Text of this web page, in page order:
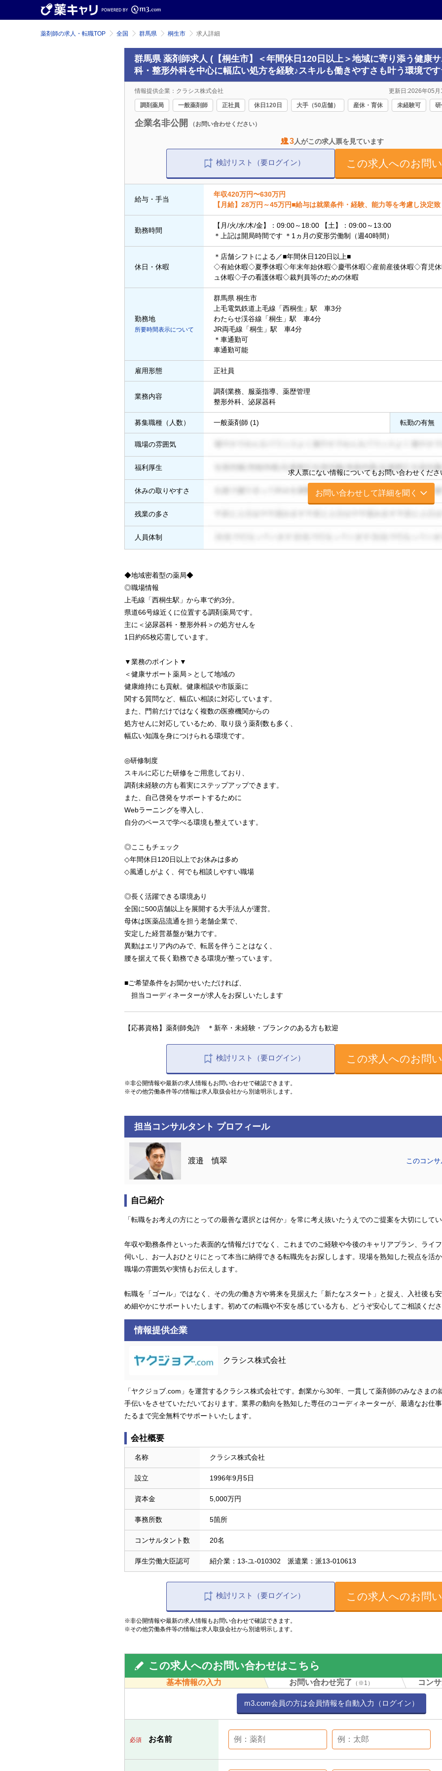
薬剤師の求人・転職TOP 全国 群馬県 桐生市 求人詳細
群馬県 薬剤師求人 (【桐生市】＜年間休日120日以上＞地域に寄り添う健康
科・整形外科を中心に幅広い処方を経験♪スキルも働きやすさも叶う環境で
情報提供企業：クラシス株式会社 更新日:2026年05
調剤薬局 一般薬剤師 正社員 休日120日 大手（50店舗） 産休・育休 未経験可
企業名非公開 （お問い合わせください）
3人がこの求人票を見ています
検討リスト（要ログイン） この求人へのお問
給与・手当
年収420万円〜630万円
【月給】28万円～45万円■給与は就業条件・経験、能力等を考慮し決定
勤務時間
【月/火/水/木/金】：09:00～18:00 【土】：09:00～13:00
＊上記は開局時間です ＊1ヵ月の変形労働制（週40時間）
休日・休暇
＊店舗シフトによる／■年間休日120日以上■
◇有給休暇◇夏季休暇◇年末年始休暇◇慶弔休暇◇産前産後休暇◇育児
ュ休暇◇子の看護休暇◇裁判員等のための休暇
勤務地
所要時間表示について
群馬県 桐生市
上毛電気鉄道上毛線「西桐生」駅 車3分
わたらせ渓谷線「桐生」駅 車4分
JR両毛線「桐生」駅 車4分
＊車通勤可
車通勤可能
雇用形態 正社員
業務内容
調剤業務、服薬指導、薬歴管理
整形外科、泌尿器科
募集職種（人数） 一般薬剤師 (1) 転勤の有無
職場の雰囲気
求人票にない情報についてもお問い合わせくださ
お問い合わせして詳細を聞く
福利厚生
休みの取りやすさ
残業の多さ
人員体制
◆地域密着型の薬局◆
◎職場情報
上毛線「西桐生駅」から車で約3分。
県道66号線近くに位置する調剤薬局です。
主に＜泌尿器科・整形外科＞の処方せんを
1日約65枚応需しています。
▼業務のポイント▼
＜健康サポート薬局＞として地域の
健康維持にも貢献。健康相談や市販薬に
関する質問など、幅広い相談に対応しています。
また、門前だけではなく複数の医療機関からの
処方せんに対応しているため、取り扱う薬剤数も多く、
幅広い知識を身につけられる環境です。
◎研修制度
スキルに応じた研修をご用意しており、
調剤未経験の方も着実にステップアップできます。
また、自己啓発をサポートするために
Webラーニングを導入し、
自分のペースで学べる環境も整えています。
◎ここもチェック
◇年間休日120日以上でお休みは多め
◇風通しがよく、何でも相談しやすい職場
◎長く活躍できる環境あり
全国に500店舗以上を展開する大手法人が運営。
母体は医薬品流通を担う老舗企業で、
安定した経営基盤が魅力です。
異動はエリア内のみで、転居を伴うことはなく、
腰を据えて長く勤務できる環境が整っています。
■ご希望条件をお聞かせいただければ、
担当コーディネーターが求人をお探しいたします
【応募資格】薬剤師免許 ＊新卒・未経験・ブランクのある方も歓迎
検討リスト（要ログイン） この求人へのお問
※非公開情報や最新の求人情報もお問い合わせで確認できます。
※その他労働条件等の情報は求人取扱会社から別途明示します。
担当コンサルタント プロフィール
渡邉 慎翠 このコン
自己紹介
「転職をお考えの方にとっての最善な選択とは何か」を常に考え抜いたうえでのご提案を大切にして
年収や勤務条件といった表面的な情報だけでなく、これまでのご経験や今後のキャリアプラン、ライ
伺いし、お一人おひとりにとって本当に納得できる転職先をお探しします。現場を熟知した視点を活
職場の雰囲気や実情もお伝えします。
転職を「ゴール」ではなく、その先の働き方や将来を見据えた「新たなスタート」と捉え、入社後も
め細やかにサポートいたします。初めての転職や不安を感じている方も、どうぞ安心してご相談くだ
情報提供企業
クラシス株式会社
「ヤクジョブ.com」を運営するクラシス株式会社です。創業から30年、一貫して薬剤師のみなさまの
手伝いをさせていただいております。業界の動向を熟知した専任のコーディネーターが、最適なお仕
たるまで完全無料でサポートいたします。
会社概要
名称 クラシス株式会社
設立 1996年9月5日
資本金 5,000万円
事務所数 5箇所
コンサルタント数 20名
厚生労働大臣認可 紹介業：13-ユ-010302 派遣業：派13-010613
検討リスト（要ログイン） この求人へのお問
※非公開情報や最新の求人情報もお問い合わせで確認できます。
※その他労働条件等の情報は求人取扱会社から別途明示します。
この求人へのお問い合わせはこちら
基本情報の入力 お問い合わせ完了 （※1） コン
m3.com会員の方は会員情報を自動入力（ログイン）
必須 お名前